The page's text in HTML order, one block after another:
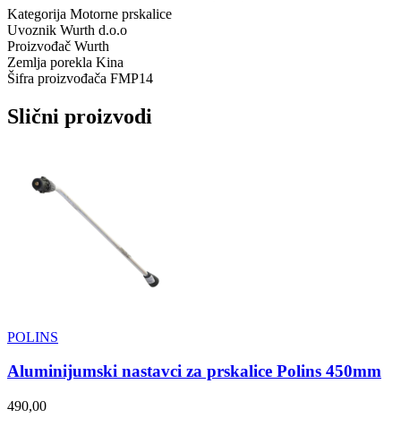
Kategorija Motorne prskalice
Uvoznik Wurth d.o.o
Proizvođač Wurth
Zemlja porekla Kina
Šifra proizvođača FMP14
Slični proizvodi
POLINS
Aluminijumski nastavci za prskalice Polins 450mm
490,00